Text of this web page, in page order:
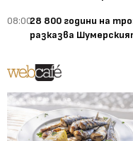
08:0028 800 години на
разказва